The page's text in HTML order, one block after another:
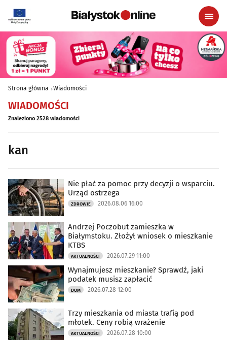
Strona główna Wiadomości
WIADOMOŚCI
Znaleziono 2528 wiadomości
kan
Nie płać za pomoc przy decyzji o wsparciu.
Urząd ostrzega
ZDROWIE 2026.08.06 16:00
Andrzej Poczobut zamieszka w
Białymstoku. Złożył wniosek o mieszkanie
KTBS
AKTUALNOŚCI 2026.07.29 11:00
Wynajmujesz mieszkanie? Sprawdź, jaki
podatek musisz zapłacić
DOM 2026.07.28 12:00
Trzy mieszkania od miasta trafią pod
młotek. Ceny robią wrażenie
AKTUALNOŚCI 2026.07.28 10:00